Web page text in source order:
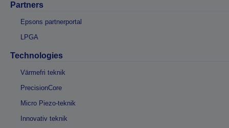
Partners
Epsons partnerportal
LPGA
Technologies
Värmefri teknik
PrecisionCore
Micro Piezo-teknik
Innovativ teknik